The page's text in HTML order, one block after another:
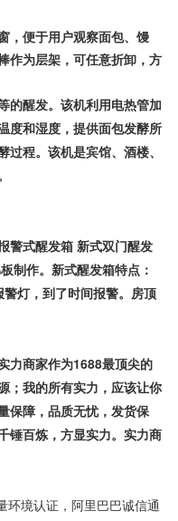
，便于用户观察面包、馒
作为层架，可任意折卸，方
的醒发。该机利用电热管加
度和湿度，提供面包发酵所
程。该机是宾馆、酒楼、
警式醒发箱 新式双门醒发
制作。新式醒发箱特点：
灯，到了时间报警。房顶
商家作为1688最顶尖的
；我的所有实力，应该让你
保障，品质无忧，发货保
锤百炼，方显实力。实力商
环境认证，阿里巴巴诚信通